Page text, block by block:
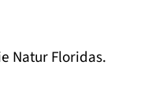
Natur Floridas.